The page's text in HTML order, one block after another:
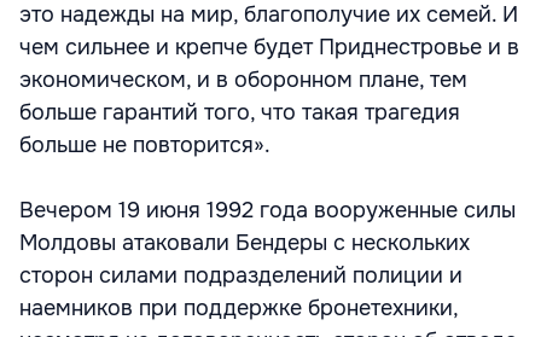
это надежды на мир, благополучие их семей. И
чем сильнее и крепче будет Приднестровье и в
экономическом, и в оборонном плане, тем
больше гарантий того, что такая трагедия
больше не повторится».
Вечером 19 июня 1992 года вооруженные силы
Молдовы атаковали Бендеры с нескольких
сторон силами подразделений полиции и
наемников при поддержке бронетехники,